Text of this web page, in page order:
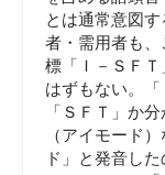
とは通常意図
者・需用者も
標「Ｉ－ＳＦ
はずもない。
「ＳＦＴ」か
（アイモード
ド」と発音し